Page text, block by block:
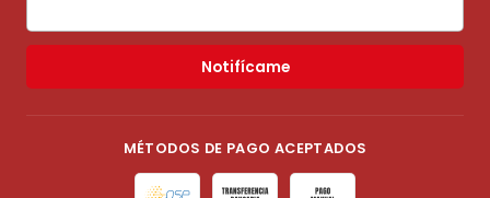
Notifícame
MÉTODOS DE PAGO ACEPTADOS